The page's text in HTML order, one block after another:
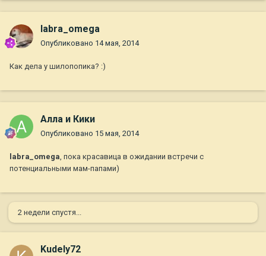
labra_omega
Опубликовано 14 мая, 2014
Как дела у шилопопика? :)
Алла и Кики
Опубликовано 15 мая, 2014
labra_omega, пока красавица в ожидании встречи с
потенциальными мам-папами)
2 недели спустя...
Kudely72